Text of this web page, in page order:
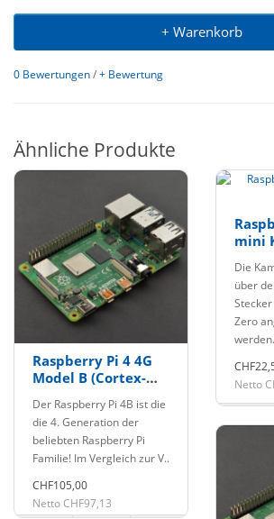
+ Warenkorb
0 Bewertungen/+ Bewertung
Ähnliche Produkte
Raspberry Pi 4 4G
Model B (Cortex-
Der Raspberry Pi 4B ist die
die 4. Generation der
beliebten Raspberry Pi
Familie! Im Vergleich zur V..
CHF105,00
Netto CHF97,13
mini
Die
über
Zero
Netto